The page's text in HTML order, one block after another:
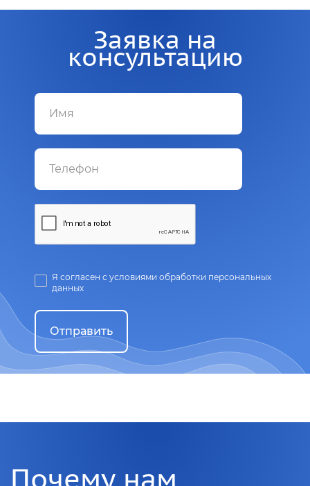
Заявка на
консультацию
Я согласен с условиями обработки персональных
данных
Отправить
Почему нам